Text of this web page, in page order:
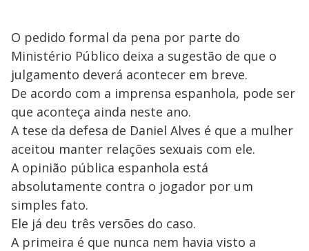
O pedido formal da pena por parte do
Ministério Público deixa a sugestão de que o
julgamento deverá acontecer em breve.
De acordo com a imprensa espanhola, pode ser
que aconteça ainda neste ano.
A tese da defesa de Daniel Alves é que a mulher
aceitou manter relações sexuais com ele.
A opinião pública espanhola está
absolutamente contra o jogador por um
simples fato.
Ele já deu três versões do caso.
A primeira é que nunca nem havia visto a